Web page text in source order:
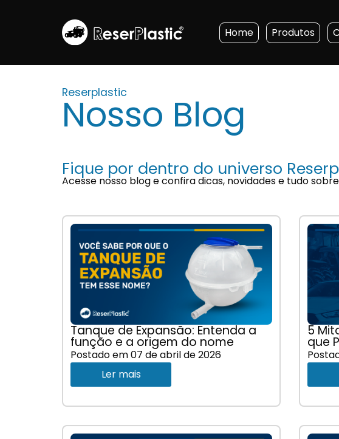
Home Produtos
Reserplastic
Nosso Blog
Fique por dentro do universo
Acesse nosso blog e confira dicas, novidades e tudo
Tanque de Expansão: Entenda a
função e a origem do nome
Postado em07 de abril de 2026
Ler mais
5
que